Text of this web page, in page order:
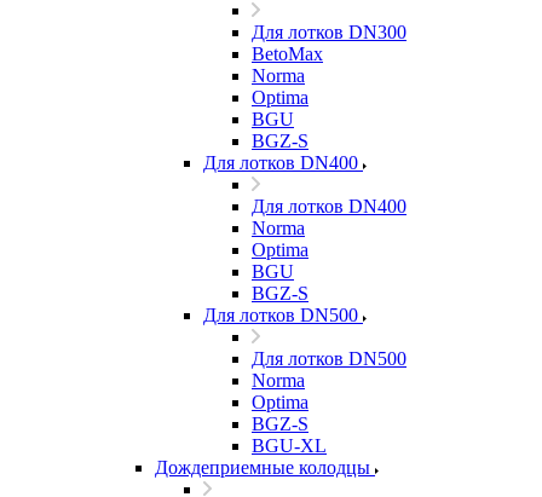
Для лотков DN300
BetoMax
Norma
Optima
BGU
BGZ-S
Для лотков DN400
Для лотков DN400
Norma
Optima
BGU
BGZ-S
Для лотков DN500
Для лотков DN500
Norma
Optima
BGZ-S
BGU-XL
Дождеприемные колодцы